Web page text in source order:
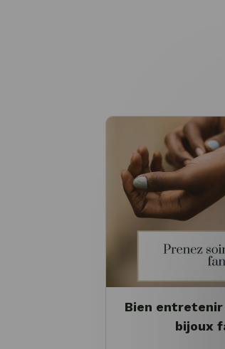
Bien entretenir
bijoux